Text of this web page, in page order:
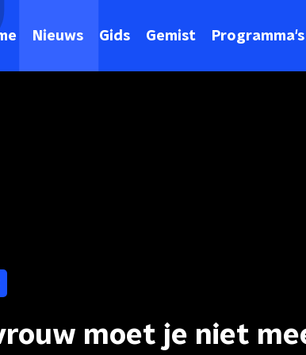
Nieuws Gids Gemist Programma's
moet je niet